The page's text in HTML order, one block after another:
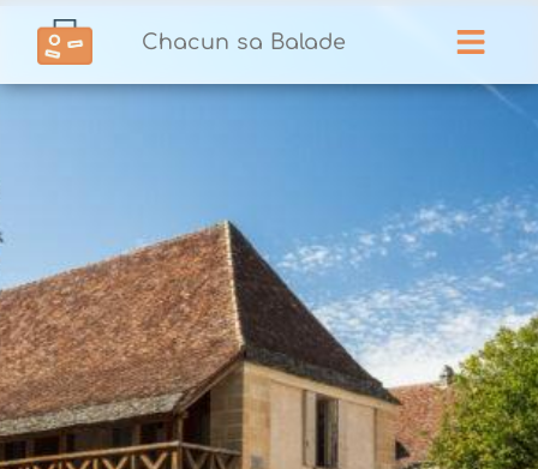
Chacun sa Balade